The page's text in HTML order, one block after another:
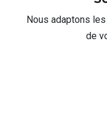
Nous adaptons
de